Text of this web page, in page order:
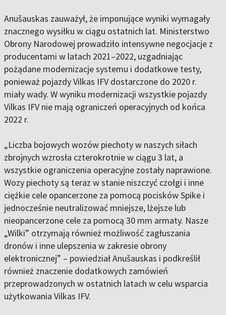
Anušauskas zauważył, że imponujące wyniki wymagały
znacznego wysiłku w ciągu ostatnich lat. Ministerstwo
Obrony Narodowej prowadziło intensywne negocjacje z
producentami w latach 2021–2022, uzgadniając
pożądane modernizacje systemu i dodatkowe testy,
ponieważ pojazdy Vilkas IFV dostarczone do 2020 r.
miały wady. W wyniku modernizacji wszystkie pojazdy
Vilkas IFV nie mają ograniczeń operacyjnych od końca
2022 r.
„Liczba bojowych wozów piechoty w naszych siłach
zbrojnych wzrosła czterokrotnie w ciągu 3 lat, a
wszystkie ograniczenia operacyjne zostały naprawione.
Wozy piechoty są teraz w stanie niszczyć czołgi i inne
ciężkie cele opancerzone za pomocą pocisków Spike i
jednocześnie neutralizować mniejsze, lżejsze lub
nieopancerzone cele za pomocą 30 mm armaty. Nasze
„Wilki” otrzymają również możliwość zagłuszania
dronów i inne ulepszenia w zakresie obrony
elektronicznej” – powiedział Anušauskas i podkreślił
również znaczenie dodatkowych zamówień
przeprowadzonych w ostatnich latach w celu wsparcia
użytkowania Vilkas IFV.